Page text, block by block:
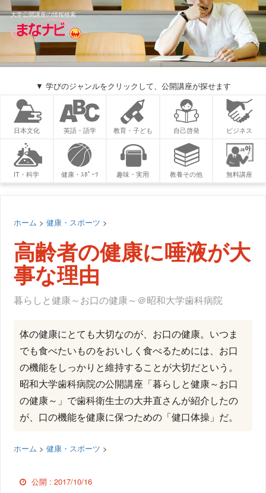
大学公開講座の情報検索
▼ 学びのジャンルをクリックして、公開講座が探せます
日本文化 英語・語学 教育・子ども 自己啓発 ビジネス
IT・科学 健康・ｽﾎﾟｰﾂ 趣味・実用 教養その他 無料講座
ホーム >健康・スポーツ >
高齢者の健康に唾液が大
事な理由
暮らしと健康～お口の健康～＠昭和大学歯科病院
体の健康にとても大切なのが、お口の健康。いつま
でも食べたいものをおいしく食べるためには、お口
の機能をしっかりと維持することが大切だという。
昭和大学歯科病院の公開講座「暮らしと健康～お口
の健康～」で歯科衛生士の大井直さんが紹介したの
が、口の機能を健康に保つための「健口体操」だ。
ホーム >健康・スポーツ >
公開 :2017/10/16